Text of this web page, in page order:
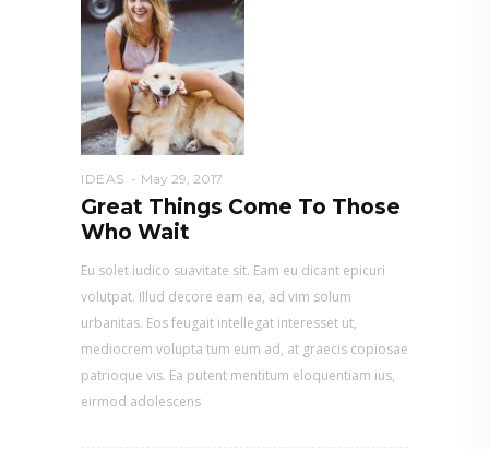
IDEAS May 29, 2017
Great Things Come To Those
Who Wait
Eu solet iudico suavitate sit. Eam eu dicant epicuri
volutpat. Illud decore eam ea, ad vim solum
urbanitas. Eos feugait intellegat interesset ut,
mediocrem volupta tum eum ad, at graecis copiosae
patrioque vis. Ea putent mentitum eloquentiam ius,
eirmod adolescens